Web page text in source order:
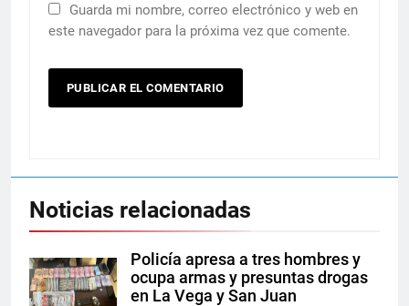
Guarda mi nombre, correo electrónico y web en
este navegador para la próxima vez que comente.
Noticias relacionadas
Policía apresa a tres hombres y
ocupa armas y presuntas drogas
en La Vega y San Juan